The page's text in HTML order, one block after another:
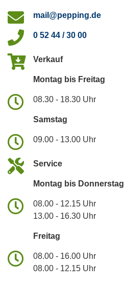
mail@pepping.de
0 52 44 / 30 00
Verkauf
Montag bis Freitag
08.30 - 18.30 Uhr
Samstag
09.00 - 13.00 Uhr
Service
Montag bis Donnerstag
08.00 - 12.15 Uhr
13.00 - 16.30 Uhr
Freitag
08.00 - 16.00 Uhr
08.00 - 12.15 Uhr